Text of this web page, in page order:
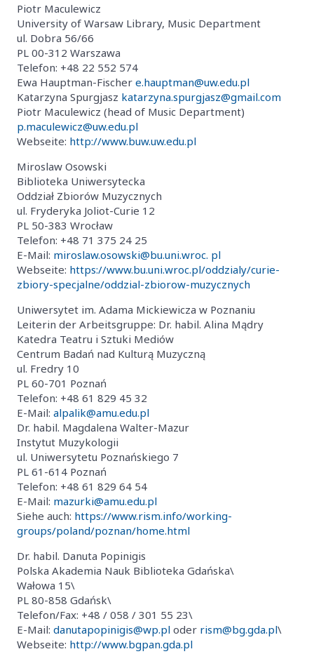
Piotr Maculewicz
University of Warsaw Library, Music Department
ul. Dobra 56/66
PL 00-312 Warszawa
Telefon: +48 22 552 574
Ewa Hauptman-Fischer e.hauptman@uw.edu.pl
Katarzyna Spurgjasz katarzyna.spurgjasz@gmail.com
Piotr Maculewicz (head of Music Department)
p.maculewicz@uw.edu.pl
Webseite: http://www.buw.uw.edu.pl
Miroslaw Osowski
Biblioteka Uniwersytecka
Oddział Zbiorów Muzycznych
ul. Fryderyka Joliot-Curie 12
PL 50-383 Wrocław
Telefon: +48 71 375 24 25
E-Mail: miroslaw.osowski@bu.uni.wroc. pl
Webseite: https://www.bu.uni.wroc.pl/oddzialy/curie-
zbiory-specjalne/oddzial-zbiorow-muzycznych
Uniwersytet im. Adama Mickiewicza w Poznaniu
Leiterin der Arbeitsgruppe: Dr. habil. Alina Mądry
Katedra Teatru i Sztuki Mediów
Centrum Badań nad Kulturą Muzyczną
ul. Fredry 10
PL 60-701 Poznań
Telefon: +48 61 829 45 32
E-Mail: alpalik@amu.edu.pl
Dr. habil. Magdalena Walter-Mazur
Instytut Muzykologii
ul. Uniwersytetu Poznańskiego 7
PL 61-614 Poznań
Telefon: +48 61 829 64 54
E-Mail: mazurki@amu.edu.pl
Siehe auch: https://www.rism.info/working-
groups/poland/poznan/home.html
Dr. habil. Danuta Popinigis
Polska Akademia Nauk Biblioteka Gdańska\
Wałowa 15\
PL 80-858 Gdańsk\
Telefon/Fax: +48 / 058 / 301 55 23\
E-Mail: danutapopinigis@wp.pl oder rism@bg.gda.pl\
Webseite: http://www.bgpan.gda.pl